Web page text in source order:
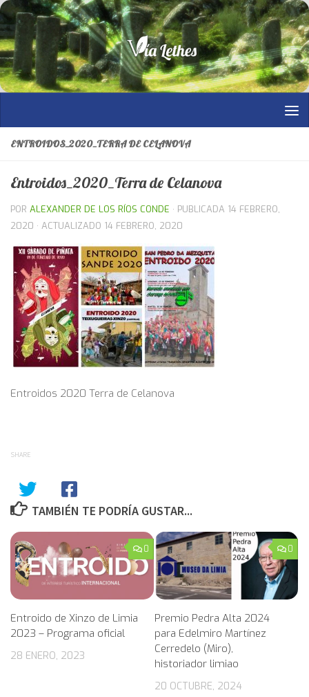
Saltar al contenido
ENTROIDOS_2020_TERRA DE CELANOVA
Entroidos_2020_Terra de Celanova
POR ALEXANDER DE LOS RÍOS CONDE · PUBLICADA 14 FEBRERO,
2020 · ACTUALIZADO 14 FEBRERO, 2020
Entroidos 2020 Terra de Celanova
SHARE
TAMBIÉN TE PODRÍA GUSTAR...
0
Entroido de Xinzo de Limia
2023 – Programa oficial
28 ENERO, 2023
0
Premio Pedra Alta 2024
para Edelmiro Martínez
Cerredelo (Miro),
historiador limiao
20 OCTUBRE, 2024